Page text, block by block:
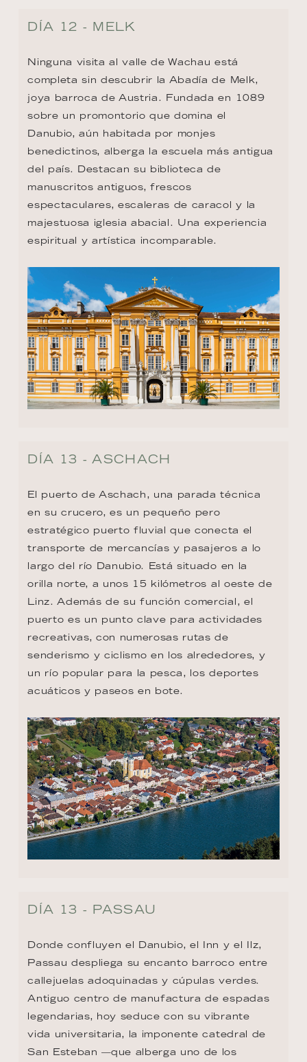
DÍA 12 - MELK
Ninguna visita al valle de Wachau está
completa sin descubrir la Abadía de Melk,
joya barroca de Austria. Fundada en 1089
sobre un promontorio que domina el
Danubio, aún habitada por monjes
benedictinos, alberga la escuela más antigua
del país. Destacan su biblioteca de
manuscritos antiguos, frescos
espectaculares, escaleras de caracol y la
majestuosa iglesia abacial. Una experiencia
espiritual y artística incomparable.
DÍA 13 - ASCHACH
El puerto de Aschach, una parada técnica
en su crucero, es un pequeño pero
estratégico puerto fluvial que conecta el
transporte de mercancías y pasajeros a lo
largo del río Danubio. Está situado en la
orilla norte, a unos 15 kilómetros al oeste de
Linz. Además de su función comercial, el
puerto es un punto clave para actividades
recreativas, con numerosas rutas de
senderismo y ciclismo en los alrededores, y
un río popular para la pesca, los deportes
acuáticos y paseos en bote.
DÍA 13 - PASSAU
Donde confluyen el Danubio, el Inn y el Ilz,
Passau despliega su encanto barroco entre
callejuelas adoquinadas y cúpulas verdes.
Antiguo centro de manufactura de espadas
legendarias, hoy seduce con su vibrante
vida universitaria, la imponente catedral de
San Esteban —que alberga uno de los